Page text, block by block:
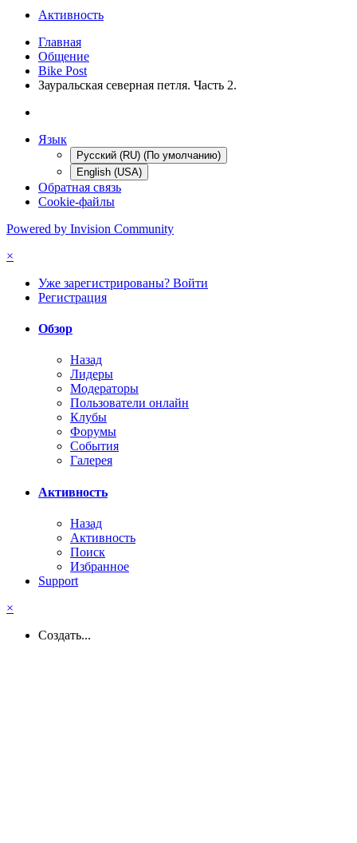
Активность
Главная
Общение
Bike Post
Зауральская северная петля. Часть 2.
Язык
Русский (RU) (По умолчанию)
English (USA)
Обратная связь
Cookie-файлы
Powered by Invision Community
×
Уже зарегистрированы? Войти
Регистрация
Обзор
Назад
Лидеры
Модераторы
Пользователи онлайн
Клубы
Форумы
События
Галерея
Активность
Назад
Активность
Поиск
Избранное
Support
×
Создать...